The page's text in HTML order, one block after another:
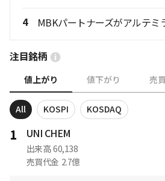
4 MBKパートナーズがアルテミ
注目銘柄
値上がり 値下がり 売
All KOSPI KOSDAQ
1 UNI CHEM
出来高 60,138
売買代金 2.7億